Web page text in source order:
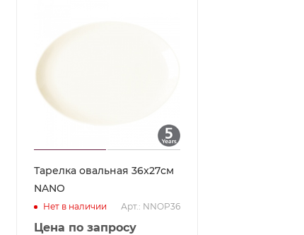
Тарелка овальная 36x27см
NANO
Нет в наличии Арт.: NNOP36
Цена по запросу